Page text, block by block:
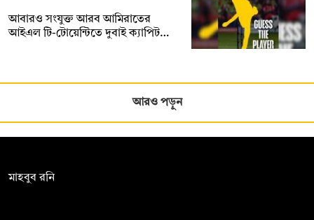
আবারও সংযুক্ত আরব আমিরাতের
আইএল টি-টোয়েন্টিতে দুবাই ক্যাপিট…
আরও পড়ুন
মাহবুব রনি